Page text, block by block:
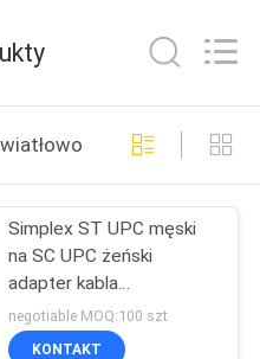
15
Simplex ST UPC męski
na SC UPC żeński
adapter kabla
światłowodowego
negotiable MOQ:100 szt
KONTAKT